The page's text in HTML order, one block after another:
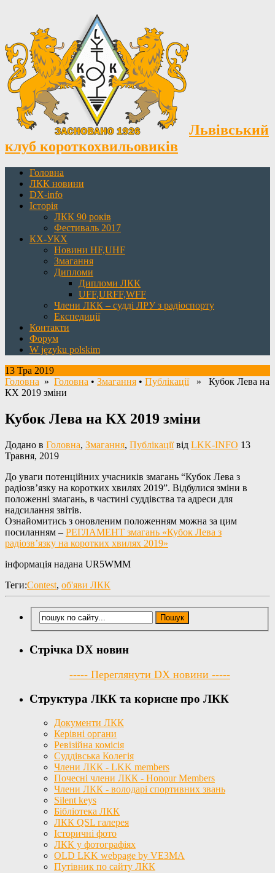
Львівський
клуб короткохвильовиків
Головна
ЛКК новини
DX-info
Історія
ЛКК 90 років
Фестиваль 2017
КХ-УКХ
Новини HF,UHF
Змагання
Дипломи
Дипломи ЛКК
UFF,URFF,WFF
Члени ЛКК – судді ЛРУ з радіоспорту
Експедиції
Контакти
Форум
W języku polskim
13 Тра 2019
Головна » Головна • Змагання • Публікації» Кубок Лева на
КХ 2019 зміни
Кубок Лева на КХ 2019 зміни
Додано в Головна, Змагання, Публікаціївід LKK-INFO 13
Травня, 2019
До уваги потенційних учасників змагань “Кубок Лева з
радіозв’язку на коротких хвилях 2019”. Відбулися зміни в
положенні змагань, в частині суддівства та адреси для
надсилання звітів.
Ознайомитись з оновленим положенням можна за цим
посиланням – РЕГЛАМЕНТ змагань «Кубок Лева з
радіозв’язку на коротких хвилях 2019»
інформація надана UR5WMM
Теги:Contest, об'яви ЛКК
Стрічка DX новин
----- Переглянути DX новини -----
Структура ЛКК та корисне про ЛКК
Документи ЛКК
Керівні органи
Ревізійна комісія
Суддівська Колегія
Члени ЛКК - LKK members
Почесні члени ЛКК - Honour Members
Члени ЛКК - володарі спортивних звань
Silent keys
Бібліотека ЛКК
ЛКК QSL галерея
Історичні фото
ЛКК у фотографіях
OLD LKK webpage by VE3MA
Путівник по сайту ЛКК